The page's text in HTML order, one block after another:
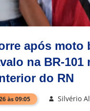
após moto
na BR-101
do RN
às 09:05 Silvério